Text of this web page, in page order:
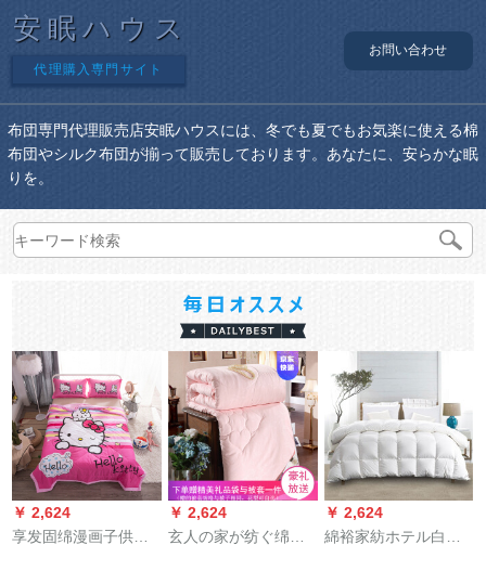
安眠ハウス
代理購入専門サイト
お問い合わせ
布団専門代理販売店安眠ハウスには、冬でも夏でもお気楽に使える棉
布団やシルク布団が揃って販売しております。あなたに、安らかな眠
りを。
￥ 2,624
享发固绵漫画子供温
￥ 2,624
玄人の家が纺ぐ绵布
￥ 2,624
綿裕家紡ホテル白鴨